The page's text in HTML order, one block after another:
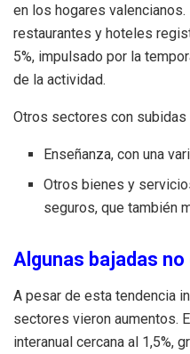
en los hogares
restaurantes y hoteles
5%, impulsado por la
de la actividad.
Otros sectores con
Enseñanza, con una
Otros bienes y
seguros, que también
Algunas bajadas
A pesar de esta tendencia
sectores vieron aumentos.
interanual cercana al 1,5%,